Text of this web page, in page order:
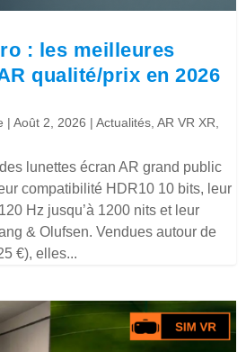
: les meilleures
qualité/prix en 2026
|Août 2, 2026 |Actualités,AR VR XR,
lunettes écran AR grand public
compatibilité HDR10 10 bits, leur
Hz jusqu’à 1200 nits et leur
& Olufsen. Vendues autour de
€), elles...